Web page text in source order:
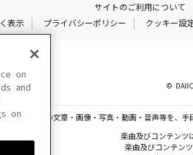
サイトのご利用について
表示
プライバシーポリシー クッキー設
©
れている一切の文章・画像・写真・動画・音声等を、
楽曲及びコンテンツ
楽曲及びコンテン
on
and
on